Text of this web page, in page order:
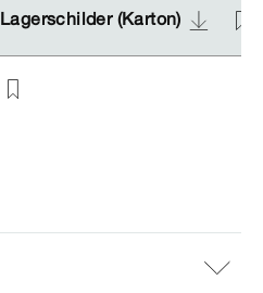
Lagerschilder (Karton)
Lagerschilder (Karton)